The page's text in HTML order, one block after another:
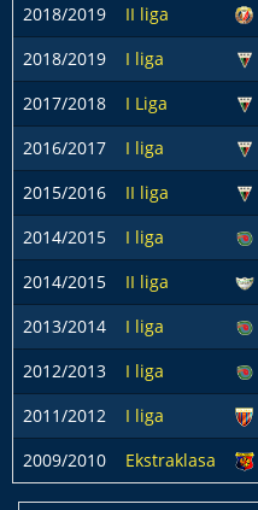
2018/2019
II liga
2018/2019
I liga
2017/2018
I Liga
2016/2017
I liga
2015/2016
II liga
2014/2015
I liga
2014/2015
II liga
2013/2014
I liga
2012/2013
I liga
2011/2012
I liga
2009/2010
Ekstraklasa